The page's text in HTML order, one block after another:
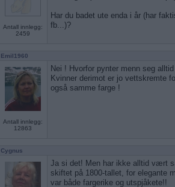
Antall innlegg:
2459
Har du badet ute enda i år (har
fb...)?
Emil1960
Antall innlegg:
12863
Nei ! Hvorfor pynter menn seg
Kvinner derimot er jo vettskremte
også samme farge !
Cygnus
Ja si det! Men har ikke alltid vært
skiftet på 1800-tallet, for elegante
var både fargerike og utspjåkete!!